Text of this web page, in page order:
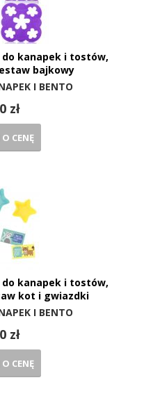
do kanapek i tostów,
bajkowy
I BENTO
zł
CENĘ
do kanapek i tostów,
kot i gwiazdki
I BENTO
zł
CENĘ